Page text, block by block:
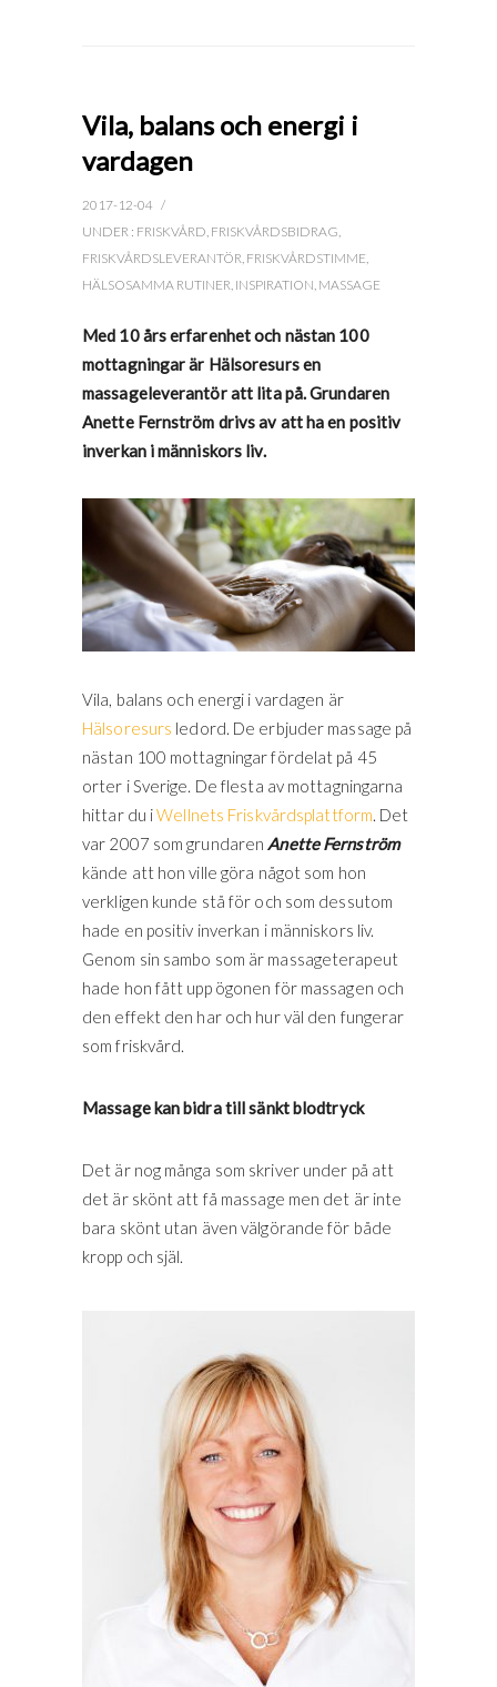
Vila, balans och energi i
vardagen
2017-12-04 /
UNDER : FRISKVÅRD FRISKVÅRDSBIDRAG
FRISKVÅRDSLEVERANTÖR FRISKVÅRDSTIMME
HÄLSOSAMMA RUTINER INSPIRATION MASSAGE
Med 10 års erfarenhet och nästan 100
mottagningar är Hälsoresurs en
massageleverantör att lita på. Grundaren
Anette Fernström drivs av att ha en positiv
inverkan i människors liv.
Vila, balans och energi i vardagen är
Hälsoresurs ledord. De erbjuder massage på
nästan 100 mottagningar fördelat på 45
orter i Sverige. De flesta av mottagningarna
hittar du iWellnets Friskvårdsplattform. Det
var 2007 som grundaren Anette Fernström
kände att hon ville göra något som hon
verkligen kunde stå för och som dessutom
hade en positiv inverkan i människors liv.
Genom sin sambo som är massageterapeut
hade hon fått upp ögonen för massagen och
den effekt den har och hur väl den fungerar
som friskvård.
Massage kan bidra till sänkt blodtryck
Det är nog många som skriver under på att
det är skönt att få massage men det är inte
bara skönt utan även välgörande för både
kropp och själ.